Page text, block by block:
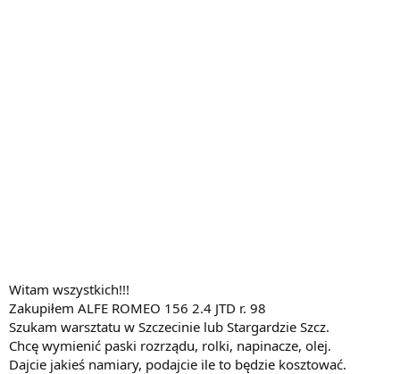
Witam wszystkich!!!
Zakupiłem ALFE ROMEO 156 2.4 JTD r. 98
Szukam warsztatu w Szczecinie lub Stargardzie Szcz.
Chcę wymienić paski rozrządu, rolki, napinacze, olej.
Dajcie jakieś namiary, podajcie ile to będzie kosztować.